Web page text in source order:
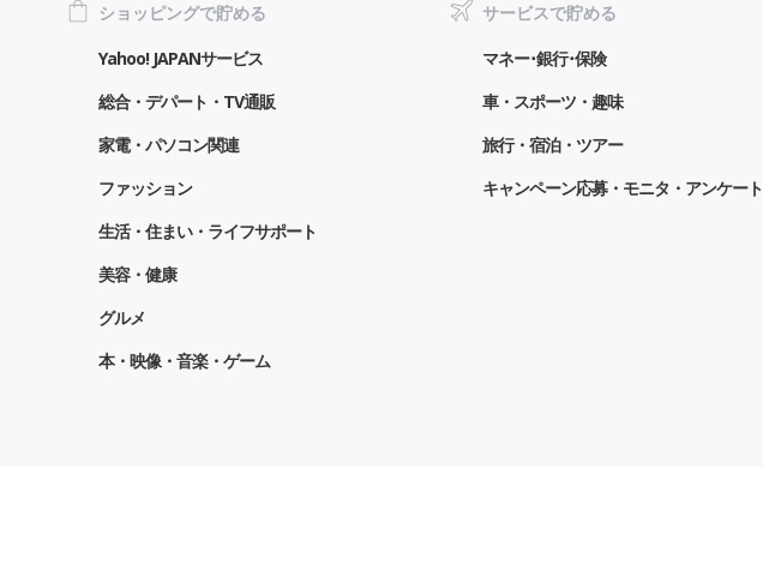
ショッピングで貯める
Yahoo! JAPANサービス
総合・デパート・TV通販
家電・パソコン関連
ファッション
生活・住まい・ライフサポート
美容・健康
グルメ
本・映像・音楽・ゲーム
サービスで貯める
マネー･銀行･保険
車・スポーツ・趣味
旅行・宿泊・ツアー
キャンペーン応募・モニタ・アンケート